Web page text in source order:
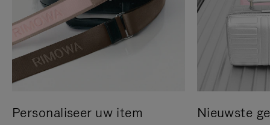
Personaliseer uw item Nieuwste